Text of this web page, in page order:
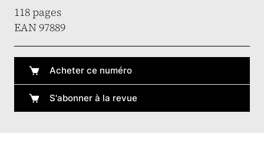
118 pages
EAN 97889
Acheter ce numéro
S'abonner à la revue